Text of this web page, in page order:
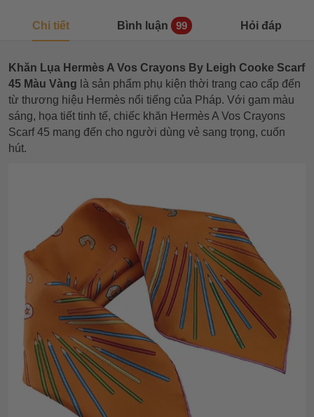
Chi tiết Bình luận 99 Hỏi đáp
Khăn Lụa Hermès A Vos Crayons By Leigh Cooke Scarf
45 Màu Vàng là sản phẩm phụ kiện thời trang cao cấp đến
từ thương hiệu Hermès nổi tiếng của Pháp. Với gam màu
sáng, họa tiết tinh tế, chiếc khăn Hermès A Vos Crayons
Scarf 45 mang đến cho người dùng vẻ sang trọng, cuốn
hút.